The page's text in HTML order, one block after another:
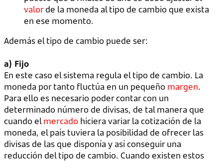
valorde la moneda al tipo de cambio que exista
en ese momento.
Además el tipo de cambio puede ser:
a) Fijo
En este caso el sistema regula el tipo de cambio. La
moneda por tanto fluctúa en un pequeño margen.
Para ello es necesario poder contar con un
determinado número de divisas, de tal manera que
cuando elmercado hiciera variar la cotización de la
moneda, el país tuviera la posibilidad de ofrecer las
divisas de las que disponía y así conseguir una
reducción del tipo de cambio. Cuando existen estos